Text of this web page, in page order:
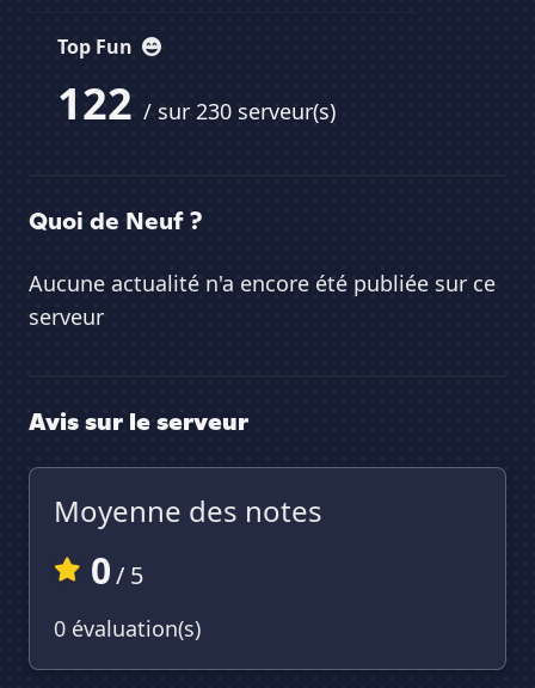
Top Fun
122 / sur 230 serveur(s)
Quoi de Neuf ?
Aucune actualité n'a encore été publiée sur ce
serveur
Avis sur le serveur
Moyenne des notes
0/ 5
0 évaluation(s)